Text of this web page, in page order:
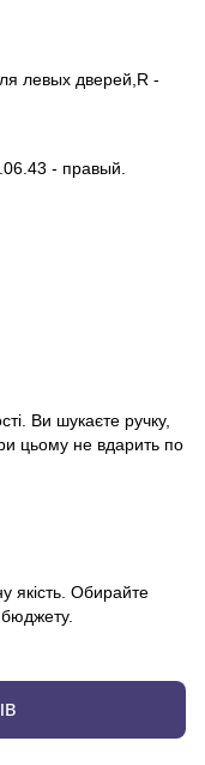
левых дверей,R -
- правый.
Ви шукаєте ручку,
цьому не вдарить по
якість. Обирайте